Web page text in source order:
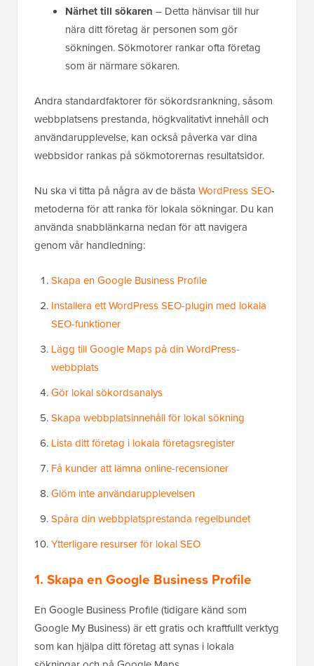
Närhet till sökaren – Detta hänvisar till hur
nära ditt företag är personen som gör
sökningen. Sökmotorer rankar ofta företag
som är närmare sökaren.
Andra standardfaktorer för sökordsrankning, såsom
webbplatsens prestanda, högkvalitativt innehåll och
användarupplevelse, kan också påverka var dina
webbsidor rankas på sökmotorernas resultatsidor.
Nu ska vi titta på några av de bästa WordPress SEO-
metoderna för att ranka för lokala sökningar. Du kan
använda snabblänkarna nedan för att navigera
genom vår handledning:
Skapa en Google Business Profile
Installera ett WordPress SEO-plugin med lokala
SEO-funktioner
Lägg till Google Maps på din WordPress-
webbplats
Gör lokal sökordsanalys
Skapa webbplatsinnehåll för lokal sökning
Lista ditt företag i lokala företagsregister
Få kunder att lämna online-recensioner
Glöm inte användarupplevelsen
Spåra din webbplatsprestanda regelbundet
Ytterligare resurser för lokal SEO
1. Skapa en Google Business Profile
En Google Business Profile (tidigare känd som
Google My Business) är ett gratis och kraftfullt verktyg
som kan hjälpa ditt företag att synas i lokala